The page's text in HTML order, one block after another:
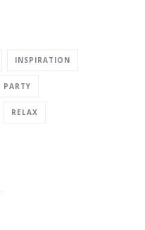
INSPIRATION
PARTY
RELAX